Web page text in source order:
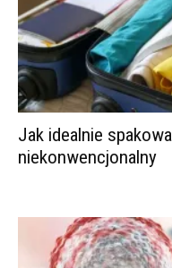
Jak idealnie
niekonwencjonalny